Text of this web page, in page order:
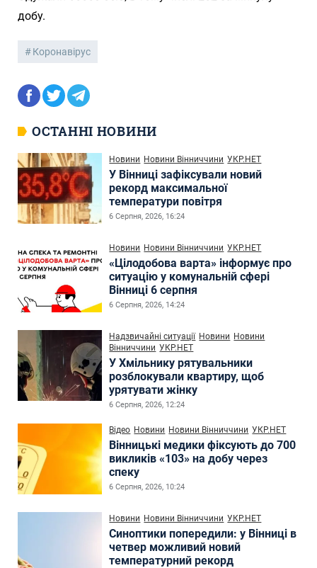
добу.
Коронавірус
ОСТАННІ НОВИНИ
Новини Новини Вінниччини УКР.НЕТ
У Вінниці зафіксували новий
рекорд максимальної
температури повітря
6 Серпня, 2026, 16:24
Новини Новини Вінниччини УКР.НЕТ
«Цілодобова варта» інформує про
ситуацію у комунальній сфері
Вінниці 6 серпня
6 Серпня, 2026, 14:24
Надзвичайні ситуації Новини Новини
Вінниччини УКР.НЕТ
У Хмільнику рятувальники
розблокували квартиру, щоб
урятувати жінку
6 Серпня, 2026, 12:24
Відео Новини Новини Вінниччини УКР.НЕТ
Вінницькі медики фіксують до 700
викликів «103» на добу через
спеку
6 Серпня, 2026, 10:24
Новини Новини Вінниччини УКР.НЕТ
Синоптики попередили: у Вінниці в
четвер можливий новий
температурний рекорд